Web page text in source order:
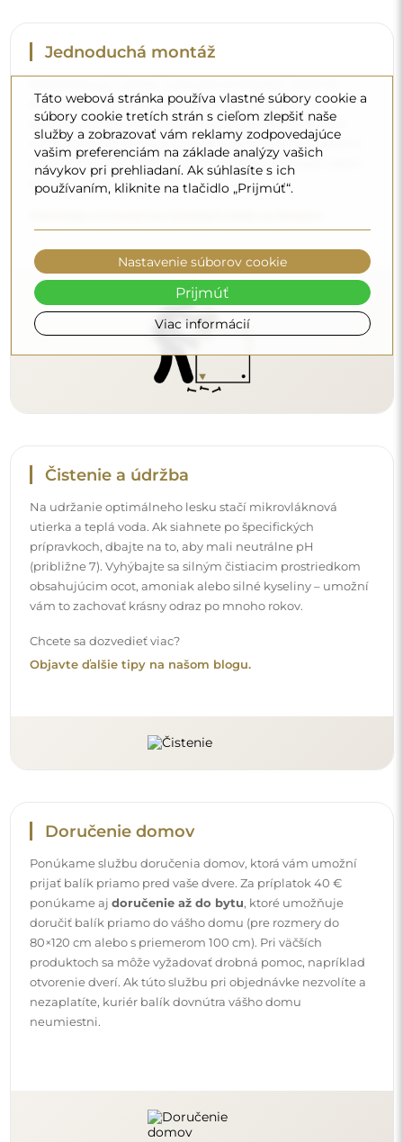
Čistenie a údržba
Na udržanie optimálneho lesku stačí mikrovláknová
utierka a teplá voda. Ak siahnete po špecifických
prípravkoch, dbajte na to, aby mali neutrálne pH
Chcete sa dozvedieť viac?
Objavte ďalšie tipy na našom blogu.
Doručenie domov
Ponúkame službu doručenia domov, ktorá vám umožní
prijať balík priamo pred vaše dvere. Za príplatok 40 €
ponúkame ajdoručenie až do bytu
, ktoré umožňuje
doručiť balík priamo do vášho domu (pre rozmery do
80×120 cm alebo s priemerom 100 cm). Pri väčších
produktoch sa môže vyžadovať drobná pomoc, napríklad
nezaplatíte, kuriér balík dovnútra vášho domu
neumiestni.
Návody
Aby bola montáž a používanie nášho zrkadla jednoduché
a bez starostí, pripravili sme pre vás podrobné návody.
Nájdete v nich všetky potrebné kroky pre správnu montáž
zrkadla, ako aj rady pre jeho údržbu, čistenie a
starostlivosť, aby ste sa mohli dlho tešiť z jeho dokonalého
vzhľadu.
Pozrite si návody na montáž a používanie.
Táto webová stránka používa vlastné súbory cookie a
súbory cookie tretích strán s cieľom zlepšiť naše
služby a zobrazovať vám reklamy zodpovedajúce
vašim preferenciám na základe analýzy vašich
návykov pri prehliadaní. Ak súhlasíte s ich
používaním, kliknite na tlačidlo „Prijmúť“.
Viac informácií
Nastavenie súborov cookie
Prijmúť